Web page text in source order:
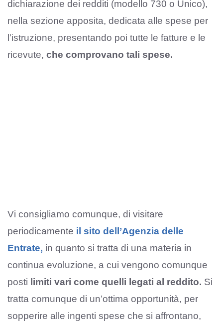
dichiarazione dei redditi (modello 730 o Unico),
nella sezione apposita, dedicata alle spese per
l’istruzione, presentando poi tutte le fatture e le
ricevute, che comprovano tali spese.
Vi consigliamo comunque, di visitare
periodicamente il sito dell’Agenzia delle
Entrate, in quanto si tratta di una materia in
continua evoluzione, a cui vengono comunque
posti limiti vari come quelli legati al reddito. Si
tratta comunque di un’ottima opportunità, per
sopperire alle ingenti spese che si affrontano,